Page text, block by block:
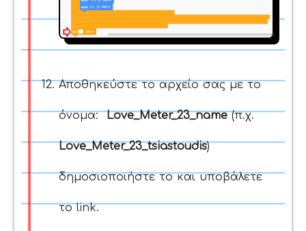
Αποθηκεύστε το αρχείο σας με το
όνομα:Love_Meter_23_name(π.χ.
Love_Meter_23_tsiastoudis)
δημοσιοποιήστε το και υποβάλετε
το link.